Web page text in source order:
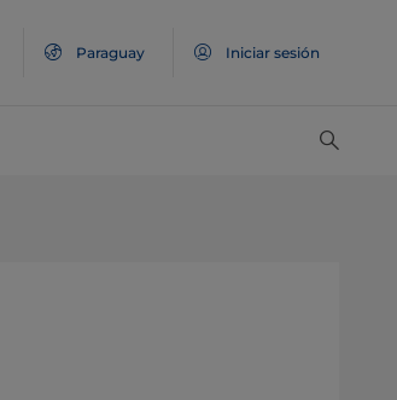
Paraguay Iniciar sesión